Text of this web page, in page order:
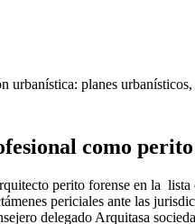
urbanística: planes
como
perito forense en la
periciales ante las
delegado Arquitasa